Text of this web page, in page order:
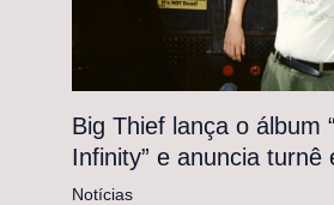
Big Thief lança o álbum
Infinity” e anuncia turnê
Notícias